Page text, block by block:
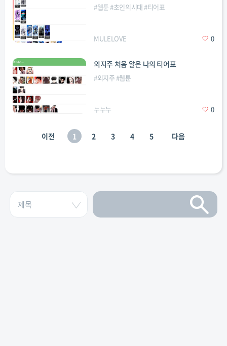
#웹툰#초인의시대#티어표
MULELOVE 0
외지주 처음 알은 나의 티어표
#외지주#웹툰
누누누 0
이전 1 2 3 4 5 다음